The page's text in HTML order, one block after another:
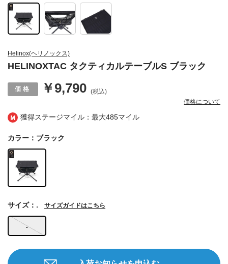
獲得ステージマイル：最大485マイル
Helinox(ヘリノックス)
HELINOXTAC タクティカルテーブルS ブラック
￥9,790 (税込)
価格について
カラー：ブラック
.
サイズ：. サイズガイドはこちら